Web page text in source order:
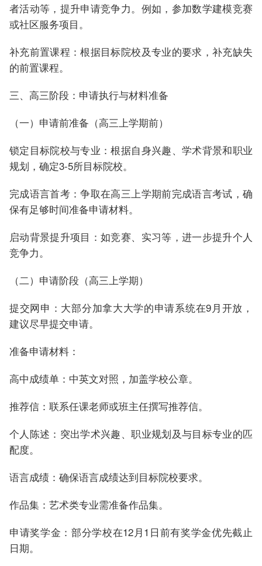
者活动等，提升申请竞争力。例如，参加数学建模竞赛
或社区服务项目。
补充前置课程：根据目标院校及专业的要求，补充缺失
的前置课程。
三、高三阶段：申请执行与材料准备
（一）申请前准备（高三上学期前）
锁定目标院校与专业：根据自身兴趣、学术背景和职业
规划，确定3-5所目标院校。
完成语言首考：争取在高三上学期前完成语言考试，确
保有足够时间准备申请材料。
启动背景提升项目：如竞赛、实习等，进一步提升个人
竞争力。
（二）申请阶段（高三上学期）
提交网申：大部分加拿大大学的申请系统在9月开放，
建议尽早提交申请。
准备申请材料：
高中成绩单：中英文对照，加盖学校公章。
推荐信：联系任课老师或班主任撰写推荐信。
个人陈述：突出学术兴趣、职业规划及与目标专业的匹
配度。
语言成绩：确保语言成绩达到目标院校要求。
作品集：艺术类专业需准备作品集。
申请奖学金：部分学校在12月1日前有奖学金优先截止
日期。